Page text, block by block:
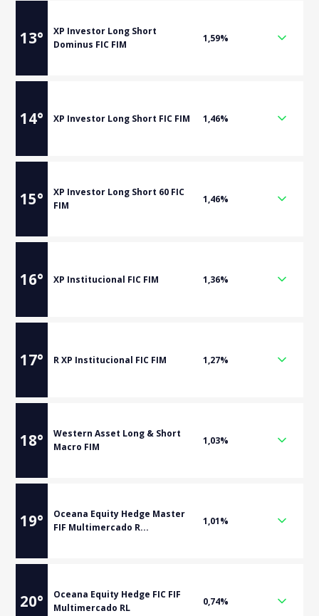
13°
XP Investor Long Short
Dominus FIC FIM
1,59%
14° XP Investor Long Short FIC FIM 1,46%
15°
XP Investor Long Short 60 FIC
FIM
1,46%
16° XP Institucional FIC FIM 1,36%
17° R XP Institucional FIC FIM 1,27%
18°
Western Asset Long & Short
Macro FIM
1,03%
19°
Oceana Equity Hedge Master
FIF Multimercado R...
1,01%
20°
Oceana Equity Hedge FIC FIF
Multimercado RL
0,74%